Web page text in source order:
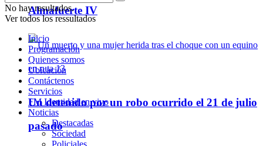
Almafuerte IV
Un detenido por un robo ocurrido el 21 de julio
pasado
No hay resultados.
Ver todos los ressultados
Inicio
Programación
Quienes somos
Ubicación
Contáctenos
Servicios
FM Identidad en vivo
Noticias
Destacadas
Sociedad
Policiales